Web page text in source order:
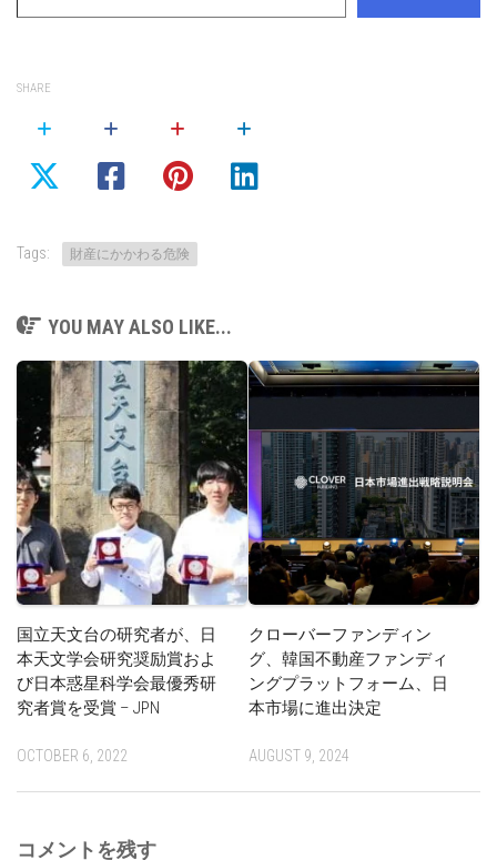
SHARE
Tags: 財産にかかわる危険
YOU MAY ALSO LIKE...
国立天文台の研究者が、日
本天文学会研究奨励賞およ
び日本惑星科学会最優秀研
究者賞を受賞 – JPN
OCTOBER 6, 2022
クローバーファンディン
グ、韓国不動産ファンディ
ングプラットフォーム、日
本市場に進出決定
AUGUST 9, 2024
コメントを残す